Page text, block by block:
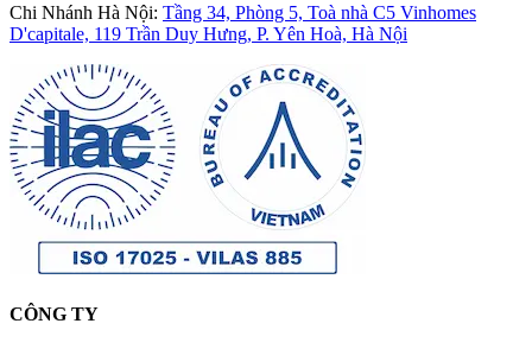
Chi Nhánh Hà Nội: Tầng 34, Phòng 5, Toà nhà C5 Vinhomes
D'capitale, 119 Trần Duy Hưng, P. Yên Hoà, Hà Nội
CÔNG TY